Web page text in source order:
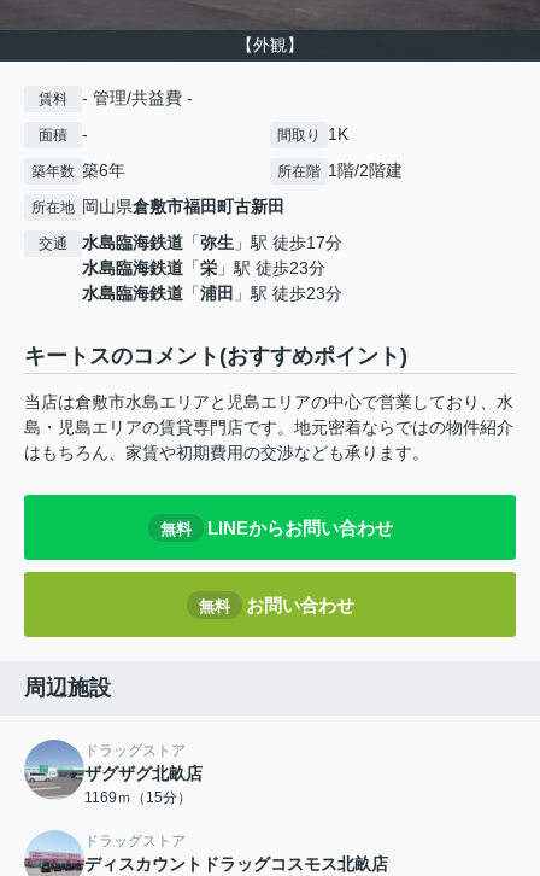
【外観】
賃料 - 管理/共益費 -
面積 - 間取り 1K
築年数 築6年 所在階 1階/2階建
所在地 岡山県倉敷市福田町古新田
交通 水島臨海鉄道 「弥生 」駅 徒歩17分
水島臨海鉄道 「栄 」駅 徒歩23分
水島臨海鉄道 「浦田 」駅 徒歩23分
キートスのコメント(おすすめポイント)
当店は倉敷市水島エリアと児島エリアの中心で営業しており、水
島・児島エリアの賃貸専門店です。地元密着ならではの物件紹介
はもちろん、家賃や初期費用の交渉なども承ります。
無料 LINEからお問い合わせ
無料 お問い合わせ
周辺施設
ドラッグストア
ザグザグ北畝店
1169ｍ（15分）
ドラッグストア
ディスカウントドラッグコスモス北畝店